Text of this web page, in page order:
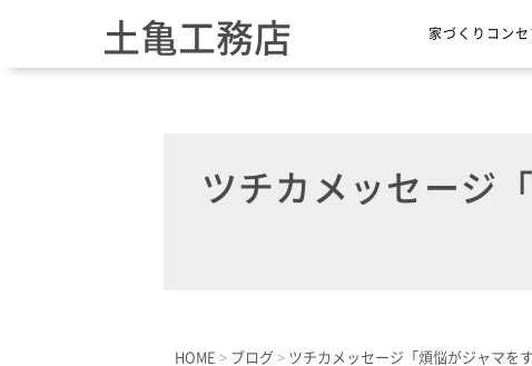
土亀工務店 家づくりコンセ
ツチカメッセージ
HOME > ブログ > ツチカメッセージ「煩悩がジャマを